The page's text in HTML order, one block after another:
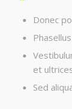
Donec
et
Sed